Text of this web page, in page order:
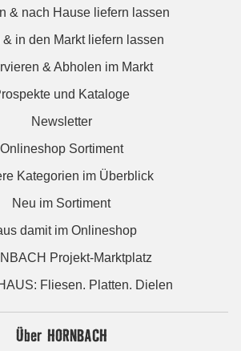
& nach Hause liefern lassen
& in den Markt liefern lassen
& Abholen im Markt
und Kataloge
Newsletter
Onlineshop Sortiment
Kategorien im Überblick
Neu im Sortiment
damit im Onlineshop
Projekt-Marktplatz
Fliesen. Platten. Dielen
Über HORNBACH